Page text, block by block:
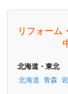
リフォーム
北海道・東北
北海道 青森